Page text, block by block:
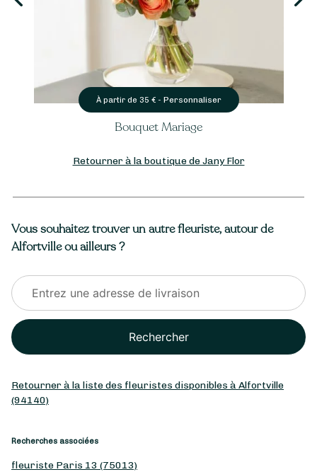
À partir de 35 € - Personnaliser
Bouquet Mariage
Retourner à la boutique de Jany Flor
Vous souhaitez trouver un autre fleuriste, autour de
Alfortville ou ailleurs ?
Rechercher
Retourner à la liste des fleuristes disponibles à Alfortville
(94140)
Recherches associées
fleuriste Paris 13 (75013)